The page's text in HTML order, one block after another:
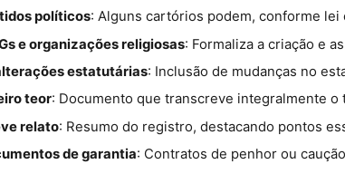
políticos: Alguns cartórios podem, conforme
e organizações religiosas: Formaliza a criação e
estatutárias: Inclusão de mudanças no
teor: Documento que transcreve integralmente
relato: Resumo do registro, destacando pontos
de garantia: Contratos de penhor ou